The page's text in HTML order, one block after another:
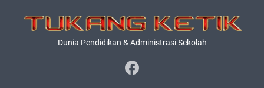
Dunia Pendidikan & Administrasi Sekolah